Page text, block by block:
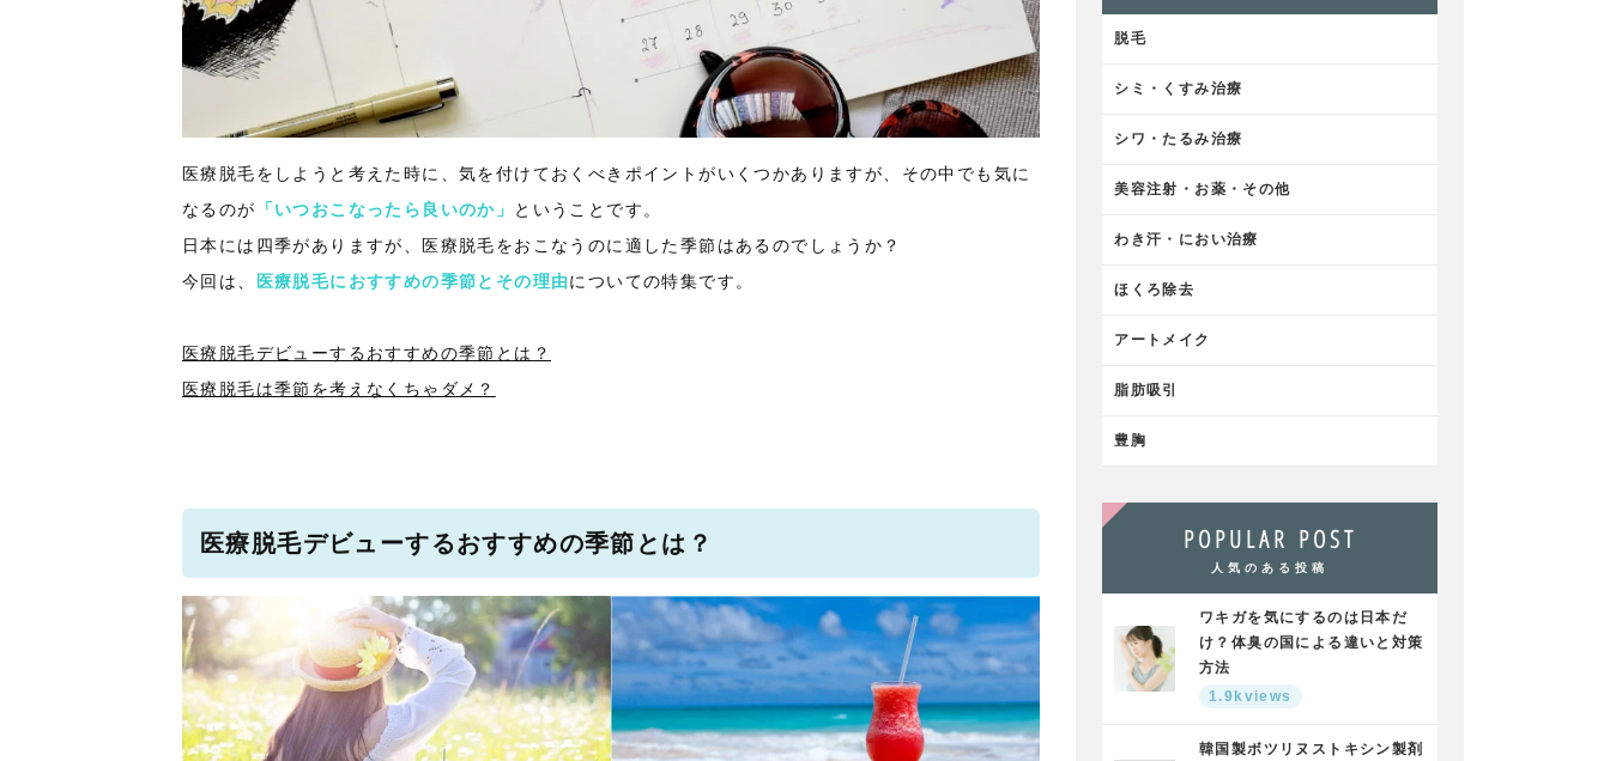
医療脱毛をしようと考えた時に、気を付けておくべきポイントがいくつかありますが、その中でも気に
なるのが
「いつおこなったら良いのか」
ということです。
日本には四季がありますが、医療脱毛をおこなうのに適した季節はあるのでしょうか？
今回は、
医療脱毛におすすめの季節とその理由についての特集です。
医療脱毛デビューするおすすめの季節とは？
医療脱毛は季節を考えなくちゃダメ？
医療脱毛デビューするおすすめの季節とは？
脱毛
シミ・くすみ治療
シワ・たるみ治療
美容注射・お薬・その他
わき汗・におい治療
ほくろ除去
アートメイク
脂肪吸引
豊胸
POPULAR POST
人気のある投稿
ワキガを気にするのは日本だ
け？体臭の国による違いと対策
方法
1.9kviews
韓国製ボツリヌストキシン製剤